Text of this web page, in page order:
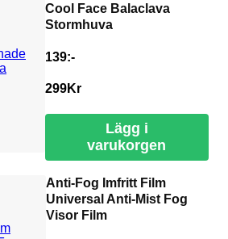
Cool Face Balaclava
Stormhuva
139:-
299Kr
Lägg i
varukorgen
Anti-Fog Imfritt Film
Universal Anti-Mist Fog
Visor Film